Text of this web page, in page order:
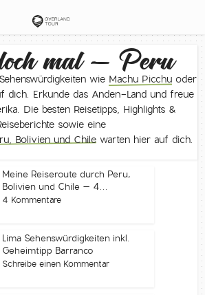
mal – Peru
wie Machu Picchu oder
dich. Erkunde das Anden-Land und freue
Die besten Reisetipps, Highlights &
sowie eine
Bolivien und Chile warten hier auf dich.
Meine Reiseroute durch Peru,
Bolivien und Chile – 4...
4 Kommentare
Lima Sehenswürdigkeiten inkl.
Geheimtipp Barranco
Schreibe einen Kommentar